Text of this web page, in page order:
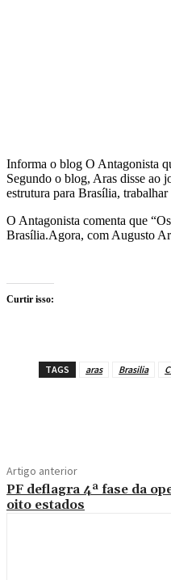
Informa o blog O Antagonista
Segundo o blog, Aras disse ao
estrutura para Brasília,
O Antagonista comenta que
Brasília.Agora, com Augusto
Curtir isso:
TAGS aras Brasilia
Artigo anterior
PF deflagra 4ª fase da
oito estados